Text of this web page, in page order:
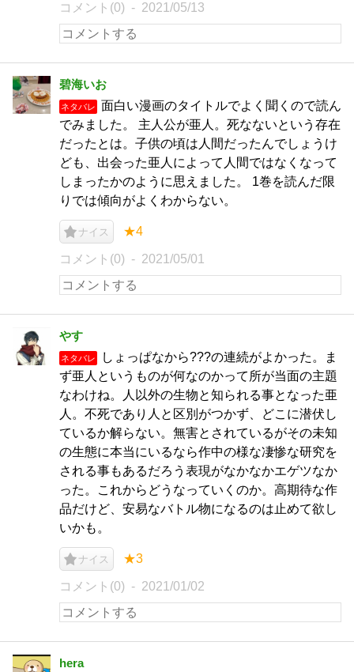
コメント(0) 2021/05/13
碧海いお
ネタバレ
面白い漫画のタイトルでよく聞くので読ん
でみました。 主人公が亜人。死なないという存在
だったとは。子供の頃は人間だったんでしょうけ
ども、出会った亜人によって人間ではなくなって
しまったかのように思えました。 1巻を読んだ限
りでは傾向がよくわからない。
ナイス ★4
コメント(0) 2021/05/01
やす
ネタバレ
しょっぱなから???の連続がよかった。ま
ず亜人というものが何なのかって所が当面の主題
なわけね。人以外の生物と知られる事となった亜
人。不死であり人と区別がつかず、どこに潜伏し
ているか解らない。無害とされているがその未知
の生態に本当にいるなら作中の様な凄惨な研究を
される事もあるだろう表現がなかなかエゲツなか
った。これからどうなっていくのか。高期待な作
品だけど、安易なバトル物になるのは止めて欲し
いかも。
ナイス ★3
コメント(0) 2021/01/02
hera